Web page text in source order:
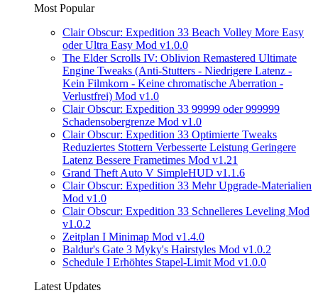
Most Popular
Clair Obscur: Expedition 33 Beach Volley More Easy
oder Ultra Easy Mod v1.0.0
The Elder Scrolls IV: Oblivion Remastered Ultimate
Engine Tweaks (Anti-Stutters - Niedrigere Latenz -
Kein Filmkorn - Keine chromatische Aberration -
Verlustfrei) Mod v1.0
Clair Obscur: Expedition 33 99999 oder 999999
Schadensobergrenze Mod v1.0
Clair Obscur: Expedition 33 Optimierte Tweaks
Reduziertes Stottern Verbesserte Leistung Geringere
Latenz Bessere Frametimes Mod v1.21
Grand Theft Auto V SimpleHUD v1.1.6
Clair Obscur: Expedition 33 Mehr Upgrade-Materialien
Mod v1.0
Clair Obscur: Expedition 33 Schnelleres Leveling Mod
v1.0.2
Zeitplan I Minimap Mod v1.4.0
Baldur's Gate 3 Myky's Hairstyles Mod v1.0.2
Schedule I Erhöhtes Stapel-Limit Mod v1.0.0
Latest Updates